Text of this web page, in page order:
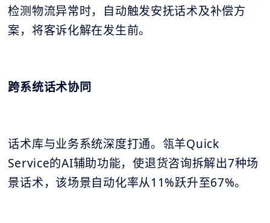
检测物流异常时，自动触发安抚话术及补偿方
案，将客诉化解在发生前。
跨系统话术协同
话术库与业务系统深度打通。瓴羊Quick
Service的AI辅助功能，使退货咨询拆解出7种场
景话术，该场景自动化率从11%跃升至67%。